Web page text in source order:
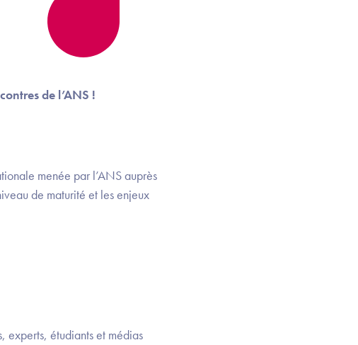
de l’ANS !
menée par l’ANS auprès
de maturité et les enjeux
experts, étudiants et médias